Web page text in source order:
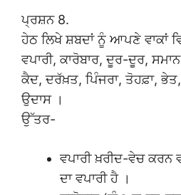
ਪ੍ਰਸ਼ਨ 8.
ਹੇਠ ਲਿਖੇ ਸ਼ਬਦਾਂ ਨੂੰ ਆਪਣੇ ਵਾਕਾਂ
ਵਪਾਰੀ, ਕਾਰੋਬਾਰ, ਦੂਰ-ਦੂਰ,
ਕੈਦ, ਦਰੱਖ਼ਤ, ਪਿੰਜਰਾ, ਤੋਹਫ਼ਾ, ਭੇਤ,
ਉਦਾਸ ।
ਉੱਤਰ-
ਵਪਾਰੀ ਖ਼ਰੀਦ-ਵੇਚ ਕਰਨ
ਦਾ ਵਪਾਰੀ ਹੈ ।